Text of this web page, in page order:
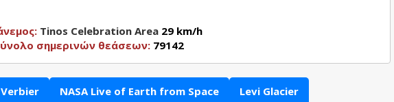
Tinos Celebration Area 29 km/h
σημερινών θεάσεων: 79142
Verbier NASA Live of Earth from Space Levi Glacier